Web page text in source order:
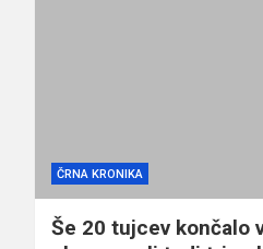
ČRNA KRONIKA
Še 20 tujcev končalo